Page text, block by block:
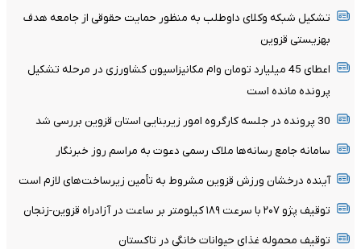
تشکیل شبکه وکلای داوطلب به منظور حمایت حقوقی از جامعه هدف
بهزیستی قزوین
اعطای 45 میلیارد تومان وام مکانیزاسیون کشاورزی در مرحله تشکیل
پرونده مانده است
30 پرونده در جلسه کارگروه امور زیربنایی استان قزوین بررسی شد
سامانه جامع رسانه‌ها ملاک رسمی دعوت به مراسم روز خبرنگار
آینده درخشان ورزش قزوین مشروط به تأمین زیرساخت‌های لازم است
توقیف پژو ۲۰۷ با سرعت ۱۸۹ کیلومتر بر ساعت در آزادراه قزوین-زنجان
توقیف محموله غذای حیوانات خانگی در تاکستان